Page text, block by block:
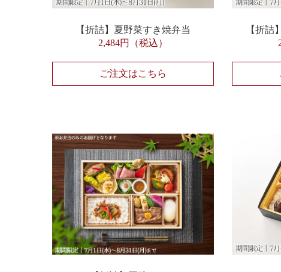
【折詰】夏野菜すき焼弁当
2,484円（税込）
ご注文はこちら
【折詰